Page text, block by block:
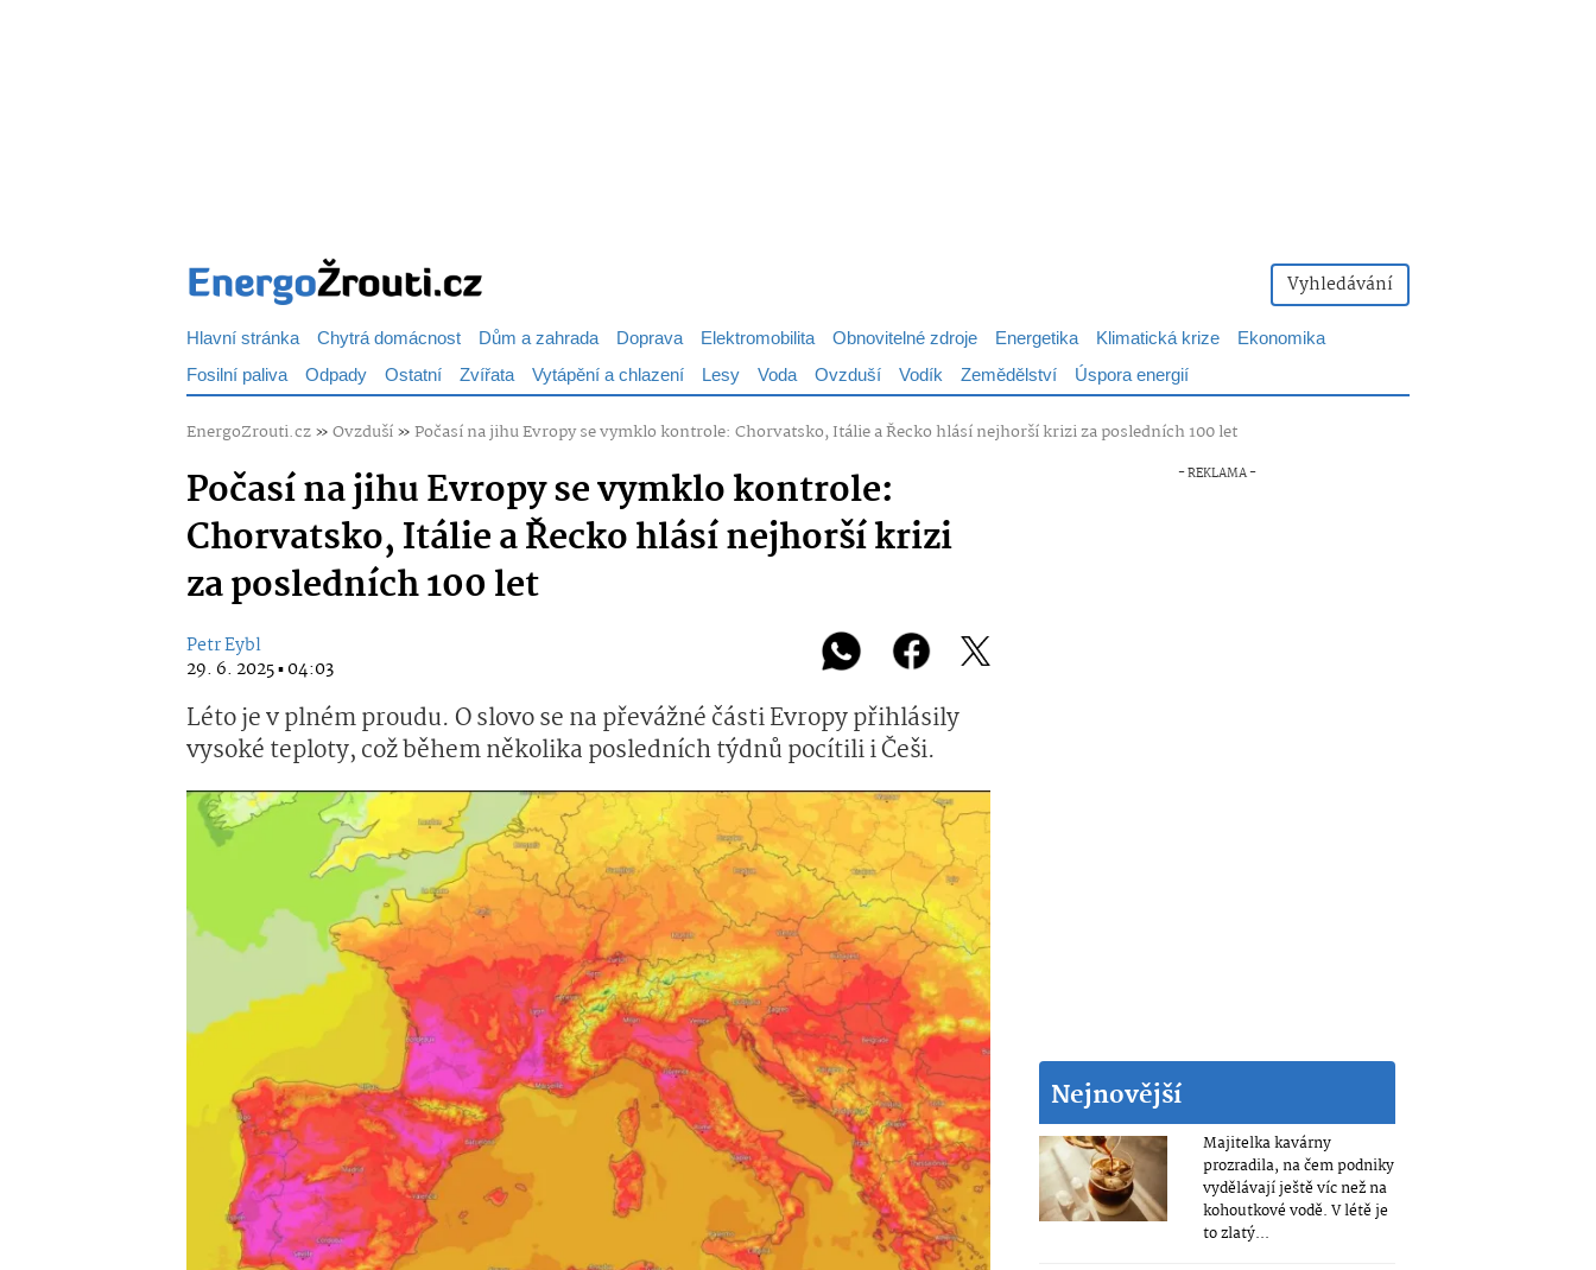
Vyhledávání
Hlavní stránka Chytrá domácnost Dům a zahrada Doprava Elektromobilita Obnovitelné zdroje Energetika Klimatická krize
Ekonomika
Fosilní paliva Odpady Ostatní Zvířata Vytápění a chlazení Lesy Voda Ovzduší Vodík Zemědělství Úspora energií
EnergoZrouti.cz»Ovzduší»Počasí na jihu Evropy se vymklo kontrole: Chorvatsko, Itálie a Řecko hlásí nejhorší krizi za posledních 100 let
Počasí na jihu Evropy se vymklo kontrole:
Chorvatsko, Itálie a Řecko hlásí nejhorší krizi
za posledních 100 let
Petr Eybl
29. 6. 2025 ▪ 04:03
Léto je v plném proudu. O slovo se na převážné části Evropy přihlásily
vysoké teploty, což během několika posledních týdnů pocítili i Češi.
Nejnovější
Majitelka kavárny
prozradila, na čem podniky
vydělávají ještě víc než na
kohoutkové vodě. V létě je
to zlatý...